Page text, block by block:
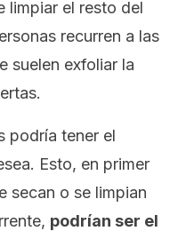
limpiar el resto del
recurren a las
suelen exfoliar la
podría tener el
Esto, en primer
secan o se limpian
podrían ser el